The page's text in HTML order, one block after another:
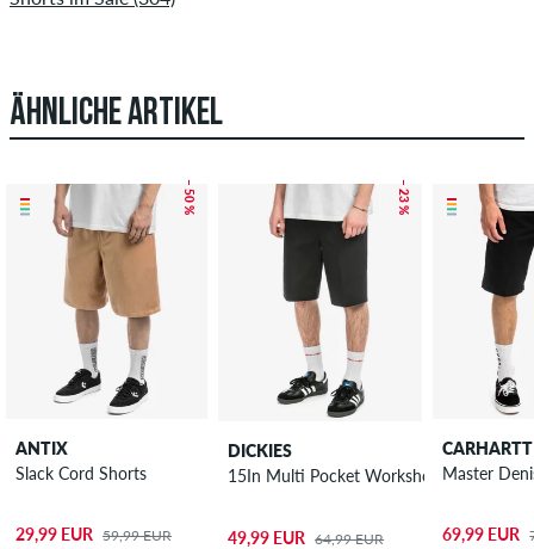
ÄHNLICHE ARTIKEL
– 50 %
ANTIX
Slack Cord Shorts
29,99 EUR 59,99 EUR
– 23 %
DICKIES
15In Multi Pocket Workshort Recycled
49,99 EUR 64,99 EUR
Master
69,99 EUR